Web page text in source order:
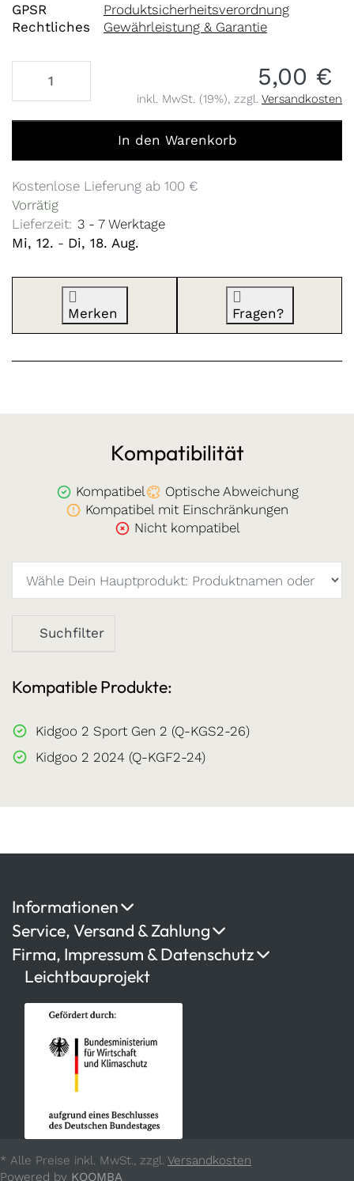
GPSR
Produktsicherheitsverordnung
Rechtliches
Gewährleistung & Garantie
5,00 €
inkl. MwSt. (19%), zzgl. Versandkosten
In den Warenkorb
Kostenlose Lieferung ab 100 €
Vorrätig
Lieferzeit: 3 - 7 Werktage
Mi, 12. - Di, 18. Aug.
Merken Fragen?
Kompatibilität
Kompatibel
Optische Abweichung
Kompatibel mit Einschränkungen
Nicht kompatibel
Suchfilter
Kompatible Produkte:
Kidgoo 2 Sport Gen 2 (Q-KGS2-26)
Kidgoo 2 2024 (Q-KGF2-24)
Informationen
Service, Versand & Zahlung
Firma, Impressum & Datenschutz
Leichtbauprojekt
* Alle Preise inkl. MwSt., zzgl. Versandkosten
Powered by KOOMBA